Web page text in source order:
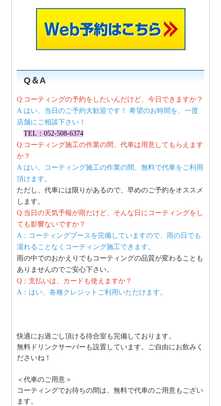
Q＆A
Q:コーティングの予約をしたいんだけど、今日できますか？
A:はい、当日のご予約大歓迎です！ 希望のお時間を、一度
店舗にご相談下さい！
TEL：052-508-6374
Q:コーティング施工の作業の間、代車は用意してもらえます
か？
A:はい、コーティング施工の作業の間、無料で代車をご利用
頂けます。
ただし、代車には限りがあるので、早めのご予約をオススメ
します。
Q:当日の天気予報が雨だけど、そんな日にコーティングをし
ても影響ないですか？
A：コーティングブースを完備していますので、雨の日でも
濡れることなくコーティング施工できます。
雨の中でのおかえりでもコーティングの品質が変わることも
ありませんのでご安心下さい。
Q：支払いは、カードも使えますか？
A：はい、各種クレジットご利用いただけます。
快適にお過ごし頂ける待合室も完備しております。
無料ドリンクサーバーも設置しています。ご自由にお飲みく
ださいね！
＜代車のご用意＞
コーティングでお待ちの間は、無料で代車のご用意もござい
ます。